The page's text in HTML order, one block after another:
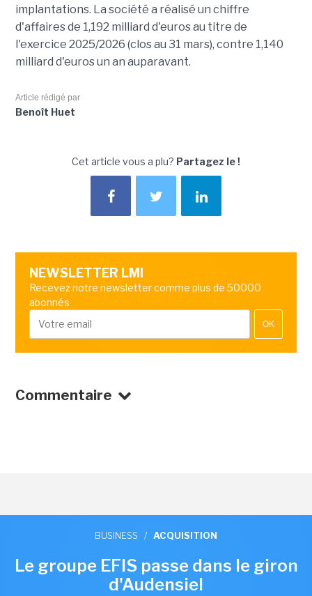
implantations. La société a réalisé un chiffre
d'affaires de 1,192 milliard d'euros au titre de
l'exercice 2025/2026 (clos au 31 mars), contre 1,140
milliard d'euros un an auparavant.
Article rédigé par
Benoît Huet
Cet article vous a plu? Partagez le !
NEWSLETTER LMI
Recevez notre newsletter comme plus de 50000
abonnés
OK
Commentaire
BUSINESS / ACQUISITION
Le groupe EFIS passe dans le giron
d'Audensiel